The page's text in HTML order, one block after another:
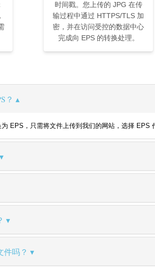
时间戳。您上传的 JPG 在传
输过程中通过 HTTPS/TLS 加
密，并在访问受控的数据中心
完成向 EPS 的转换处理。
？
EPS，只需将文件上传到我们的网站，选择 EPS
件吗？